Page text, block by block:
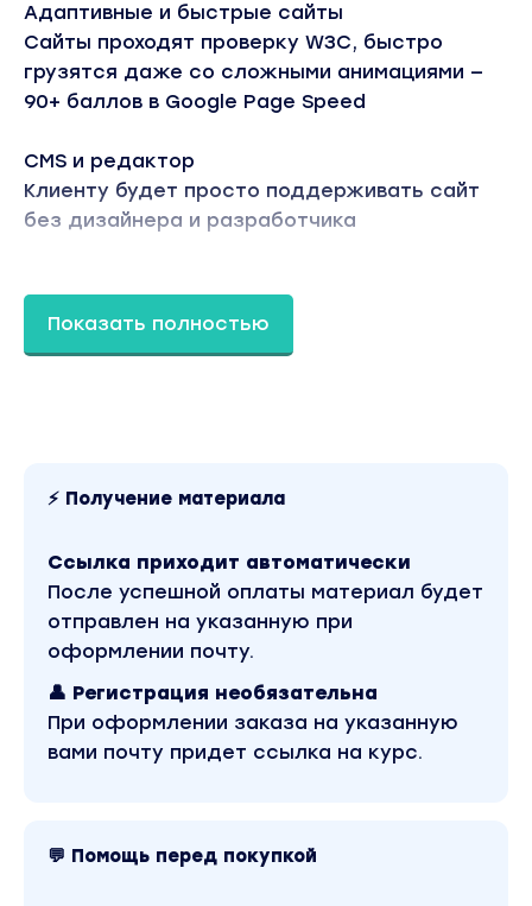
Адаптивные и быстрые сайты
Сайты проходят проверку W3C, быстро
грузятся даже со сложными анимациями —
90+ баллов в Google Page Speed
CMS и редактор
Клиенту будет просто поддерживать сайт
без дизайнера и разработчика
Для начинающих дизайнеров
Можем сказать по нашему опыту: умение
верстать на Webflow выделит тебя на фоне
сотен ребят, откликающихся на вакансии
джуниор дизайнера
Для опытных дизайнеров и лидов
Понимание верстки также даст
возможность pixel-perfect реализации
Показать полностью
⚡ Получение материала
Ссылка приходит автоматически
После успешной оплаты материал будет
отправлен на указанную при
оформлении почту.
👤 Регистрация необязательна
При оформлении заказа на указанную
вами почту придет ссылка на курс.
💬 Помощь перед покупкой